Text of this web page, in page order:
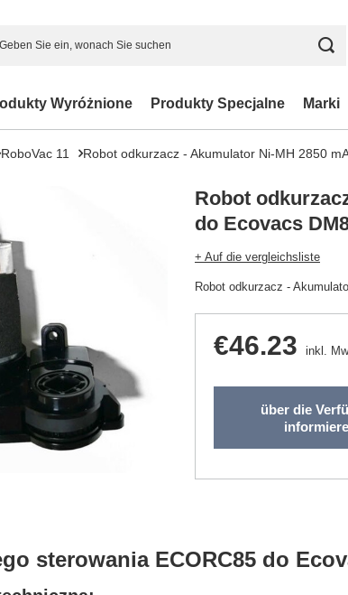
Wyróżnione Produkty Specjalne Marki
RoboVac 11 Robot odkurzacz - Akumulator Ni-MH 2850
Robot
do Ecovacs
+ Auf die vergleichsliste
Robot odkurzacz -
€46.23 inkl.
über die
sterowania ECORC85 do